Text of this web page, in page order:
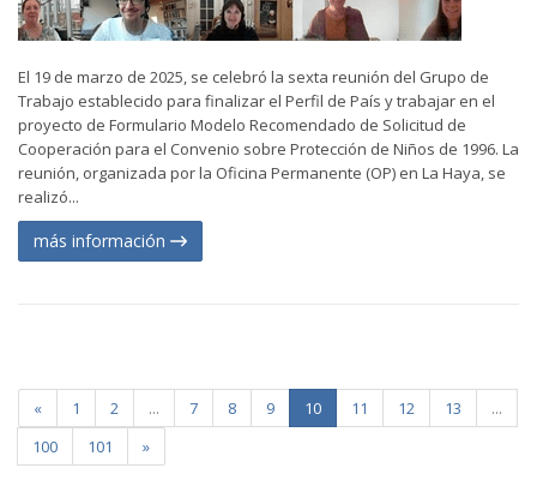
El 19 de marzo de 2025, se celebró la sexta reunión del Grupo de
Trabajo establecido para finalizar el Perfil de País y trabajar en el
proyecto de Formulario Modelo Recomendado de Solicitud de
Cooperación para el Convenio sobre Protección de Niños de 1996. La
reunión, organizada por la Oficina Permanente (OP) en La Haya, se
realizó...
más información
« 1 2 ... 7 8 9 10 11 12 13
...
100
101 »